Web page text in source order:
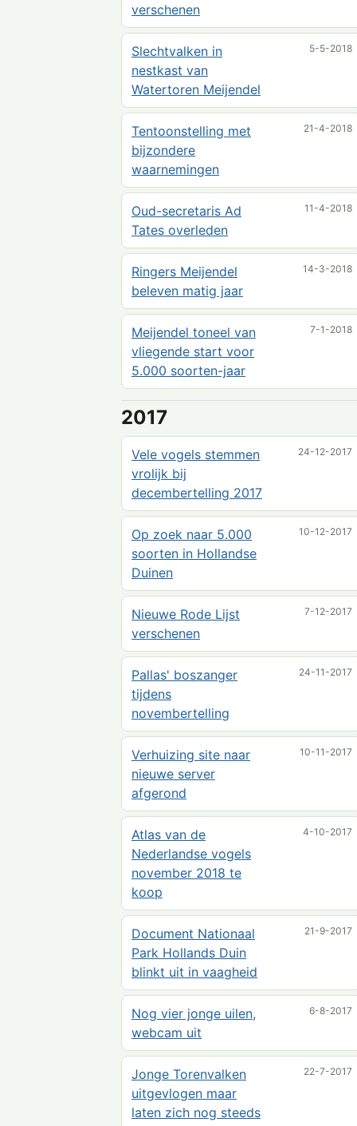
verschenen
Slechtvalken in
nestkast van
Watertoren Meijendel
5-5-2018
Tentoonstelling met
bijzondere
waarnemingen
21-4-2018
Oud-secretaris Ad
Tates overleden
11-4-2018
Ringers Meijendel
beleven matig jaar
14-3-2018
Meijendel toneel van
vliegende start voor
5.000 soorten-jaar
7-1-2018
2017
Vele vogels stemmen
vrolijk bij
decembertelling 2017
24-12-2017
Op zoek naar 5.000
soorten in Hollandse
Duinen
10-12-2017
Nieuwe Rode Lijst
verschenen
7-12-2017
Pallas' boszanger
tijdens
novembertelling
24-11-2017
Verhuizing site naar
nieuwe server
afgerond
10-11-2017
Atlas van de
Nederlandse vogels
november 2018 te
koop
4-10-2017
Document Nationaal
Park Hollands Duin
blinkt uit in vaagheid
21-9-2017
Nog vier jonge uilen,
webcam uit
6-8-2017
Jonge Torenvalken
uitgevlogen maar
laten zich nog steeds
22-7-2017